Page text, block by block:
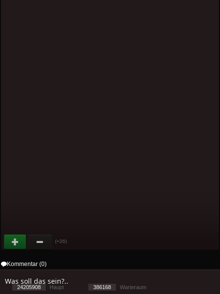
(+26)
Kommentar (0)
Was soll das sein?..
24205908 Haupt 386168
Warteraum